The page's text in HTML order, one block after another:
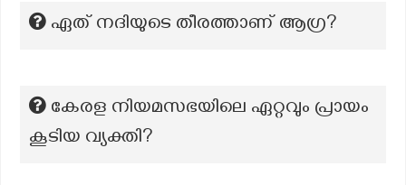
ഏത് നദിയുടെ തീരത്താണ് ആഗ്ര?
കേരള നിയമസഭയിലെ ഏറ്റവും പ്രായം
കൂടിയ വ്യക്തി?